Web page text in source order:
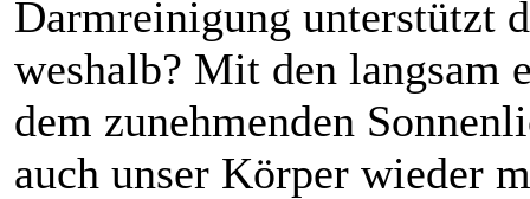
Darmreinigung unterstützt
weshalb? Mit den langsam
dem zunehmenden
auch unser Körper wieder